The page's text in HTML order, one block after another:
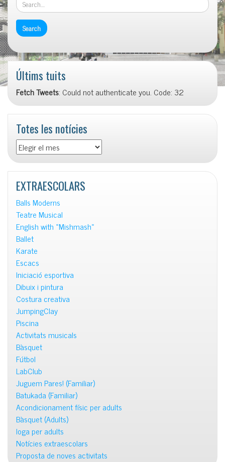
Últims tuits
Fetch Tweets: Could not authenticate you. Code: 32
Totes les notícies
Totes
les
notícies
EXTRAESCOLARS
Balls Moderns
Teatre Musical
English with «Mishmash»
Ballet
Karate
Escacs
Iniciació esportiva
Dibuix i pintura
Costura creativa
JumpingClay
Piscina
Activitats musicals
Bàsquet
Fútbol
LabClub
Juguem Pares! (Familiar)
Batukada (Familiar)
Acondicionament físic per adults
Bàsquet (Adults)
Ioga per adults
Notícies extraescolars
Proposta de noves activitats